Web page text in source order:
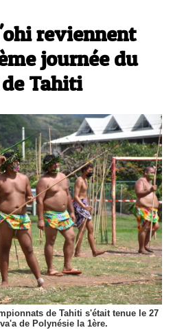
reviennent
journée du
Tahiti
de Tahiti s'était tenue le 27
de Polynésie la 1ère.